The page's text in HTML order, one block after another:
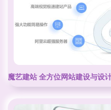
魔艺建站 全方位网站建设与设